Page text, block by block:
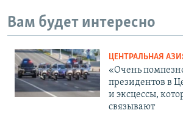
Вам будет интересно
ЦЕНТРАЛЬНАЯ
«Очень
президентов в
и эксцессы,
связывают